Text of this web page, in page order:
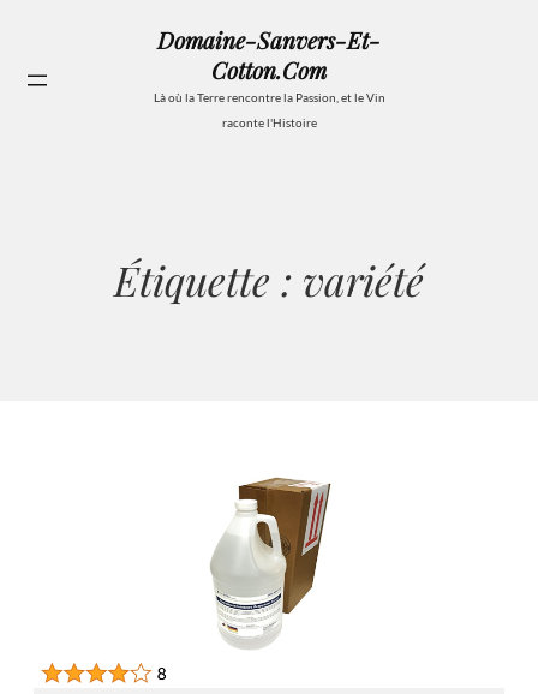
contenu
Domaine-Sanvers-Et-
Cotton.com
Là où la Terre rencontre la Passion, et le Vin
raconte l'Histoire
Étiquette : variété